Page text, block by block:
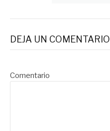
DEJA UN COMENTARIO
Comentario